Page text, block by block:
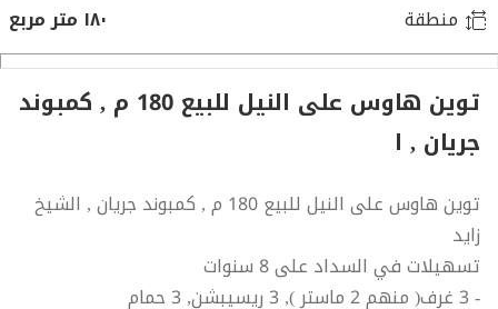
منطقة
١٨٠ متر مربع
توين هاوس على النيل للبيع 180 م , كمبوند
جريان , ا
توين هاوس على النيل للبيع 180 م , كمبوند جريان , الشيخ
زايد
تسهيلات في السداد على 8 سنوات
- 3 غرف( منهم 2 ماستر ), 3 ريسيبشن, 3 حمام